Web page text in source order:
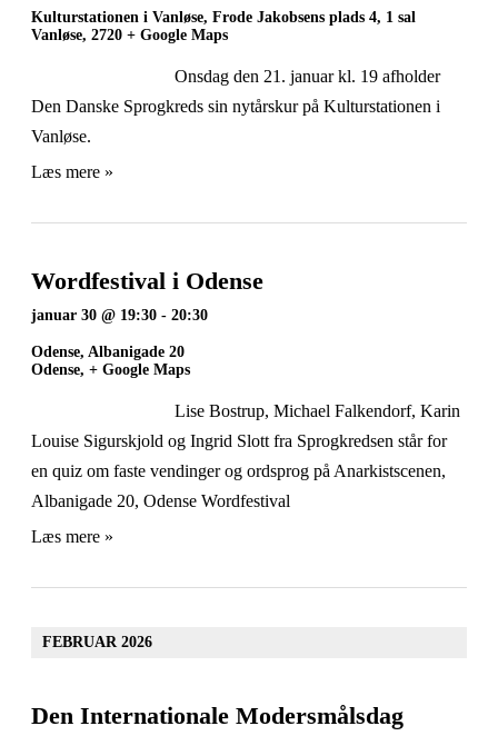
Kulturstationen i Vanløse, Frode Jakobsens plads 4, 1 sal
Vanløse, 2720 + Google Maps
Onsdag den 21. januar kl. 19 afholder
Den Danske Sprogkreds sin nytårskur på Kulturstationen i
Vanløse.
Læs mere »
Wordfestival i Odense
januar 30 @ 19:30 - 20:30
Odense, Albanigade 20
Odense, + Google Maps
Lise Bostrup, Michael Falkendorf, Karin
Louise Sigurskjold og Ingrid Slott fra Sprogkredsen står for
en quiz om faste vendinger og ordsprog på Anarkistscenen,
Albanigade 20, Odense Wordfestival
Læs mere »
FEBRUAR 2026
Den Internationale Modersmålsdag